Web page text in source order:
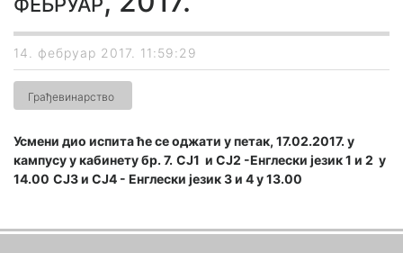
14. фебруар 2017. 11:59:29
Грађевинарство
Усмени дио испита ће се оджати у петак, 17.02.2017. у
кампусу у кабинету бр. 7. СЈ1 и СЈ2 -Енглески језик 1 и 2 у
14.00 СЈ3 и СЈ4 - Енглески језик 3 и 4 у 13.00